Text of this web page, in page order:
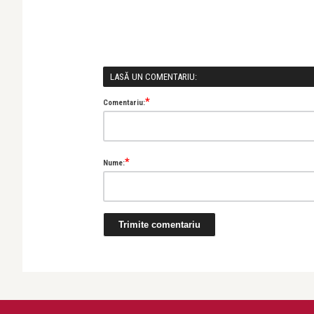
LASĂ UN COMENTARIU:
Comentariu:*
Nume:*